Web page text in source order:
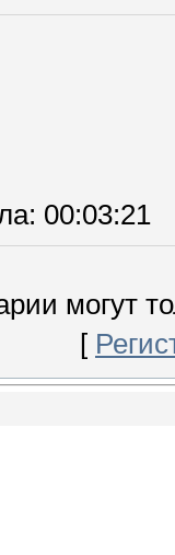
: 00:03:21
могут
[